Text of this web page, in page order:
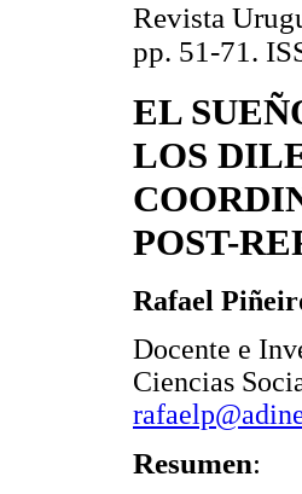
Revista
pp. 51-71.
EL
LOS
POST-
Rafael
Docente e
Ciencias
Resumen: